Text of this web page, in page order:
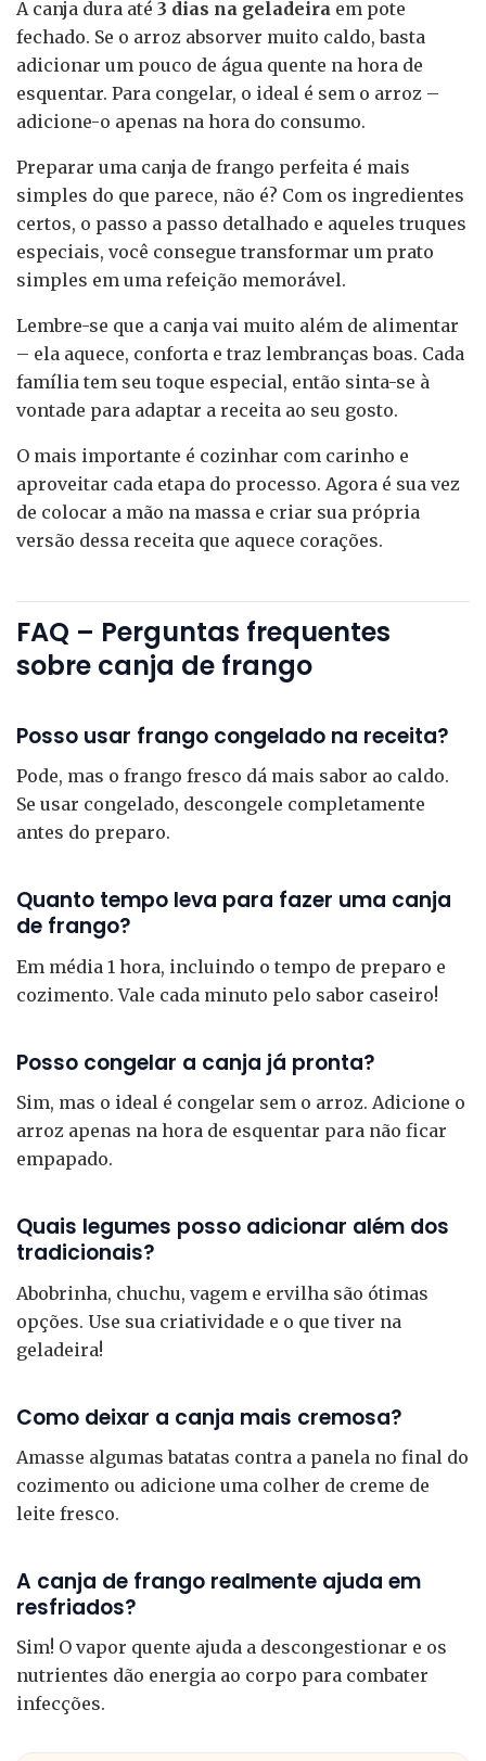
A canja dura até 3 dias na geladeira em pote
fechado. Se o arroz absorver muito caldo, basta
adicionar um pouco de água quente na hora de
esquentar. Para congelar, o ideal é sem o arroz –
adicione-o apenas na hora do consumo.
Preparar uma canja de frango perfeita é mais
simples do que parece, não é? Com os ingredientes
certos, o passo a passo detalhado e aqueles truques
especiais, você consegue transformar um prato
simples em uma refeição memorável.
Lembre-se que a canja vai muito além de alimentar
– ela aquece, conforta e traz lembranças boas. Cada
família tem seu toque especial, então sinta-se à
vontade para adaptar a receita ao seu gosto.
O mais importante é cozinhar com carinho e
aproveitar cada etapa do processo. Agora é sua vez
de colocar a mão na massa e criar sua própria
versão dessa receita que aquece corações.
FAQ – Perguntas frequentes
sobre canja de frango
Posso usar frango congelado na receita?
Pode, mas o frango fresco dá mais sabor ao caldo.
Se usar congelado, descongele completamente
antes do preparo.
Quanto tempo leva para fazer uma canja
de frango?
Em média 1 hora, incluindo o tempo de preparo e
cozimento. Vale cada minuto pelo sabor caseiro!
Posso congelar a canja já pronta?
Sim, mas o ideal é congelar sem o arroz. Adicione o
arroz apenas na hora de esquentar para não ficar
empapado.
Quais legumes posso adicionar além dos
tradicionais?
Abobrinha, chuchu, vagem e ervilha são ótimas
opções. Use sua criatividade e o que tiver na
geladeira!
Como deixar a canja mais cremosa?
Amasse algumas batatas contra a panela no final do
cozimento ou adicione uma colher de creme de
leite fresco.
A canja de frango realmente ajuda em
resfriados?
Sim! O vapor quente ajuda a descongestionar e os
nutrientes dão energia ao corpo para combater
infecções.